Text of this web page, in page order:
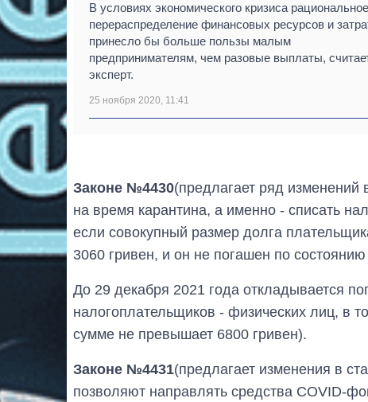
В условиях экономического кризиса рациональное
перераспределение финансовых ресурсов и
принесло бы больше пользы малым
предпринимателям, чем разовые выплаты,
эксперт.
25 ноября 2020, 11:41
Законе №4430(предлагает ряд
на время карантина, а именно - списать
если совокупный размер долга
3060 гривен, и он не погашен по
До 29 декабря 2021 года откладывается
налогоплательщиков - физических лиц, в
сумме не превышает 6800 гривен).
Законе №4431(предлагает изменения в
позволяют направлять средства COVID-